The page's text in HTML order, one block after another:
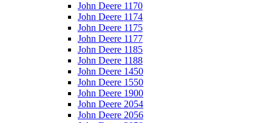
John Deere 1170
John Deere 1174
John Deere 1175
John Deere 1177
John Deere 1185
John Deere 1188
John Deere 1450
John Deere 1550
John Deere 1900
John Deere 2054
John Deere 2056